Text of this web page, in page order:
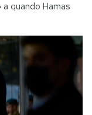
quando Hamas